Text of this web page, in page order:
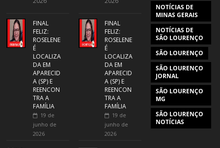
FINAL
FELIZ:
ROSELENE
É
LOCALIZA
DA EM
APARECID
A (SP) E
REENCON
TRA A
FAMÍLIA
19 de
junho de
2026
FINAL
FELIZ:
ROSELENE
É
LOCALIZA
DA EM
APARECID
A (SP) E
REENCON
TRA A
FAMÍLIA
19 de
junho de
2026
NOTÍCIAS DE
MINAS GERAIS
NOTÍCIAS DE
SÃO LOURENÇO
SÃO LOURENÇO
SÃO LOURENÇO
JORNAL
SÃO LOURENÇO
MG
SÃO LOURENÇO
NOTÍCIAS